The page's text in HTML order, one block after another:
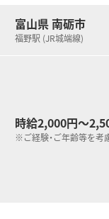
富山県 南砺市
福野駅 (JR城端線)
時給2,000円～
※ご経験・ご年齢等を考